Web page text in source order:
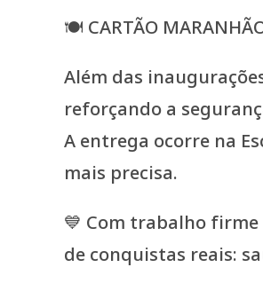
🍽️ CARTÃO
Além das
reforçando a
A entrega ocorre na
mais precisa.
💙 Com trabalho firme
de conquistas reais: